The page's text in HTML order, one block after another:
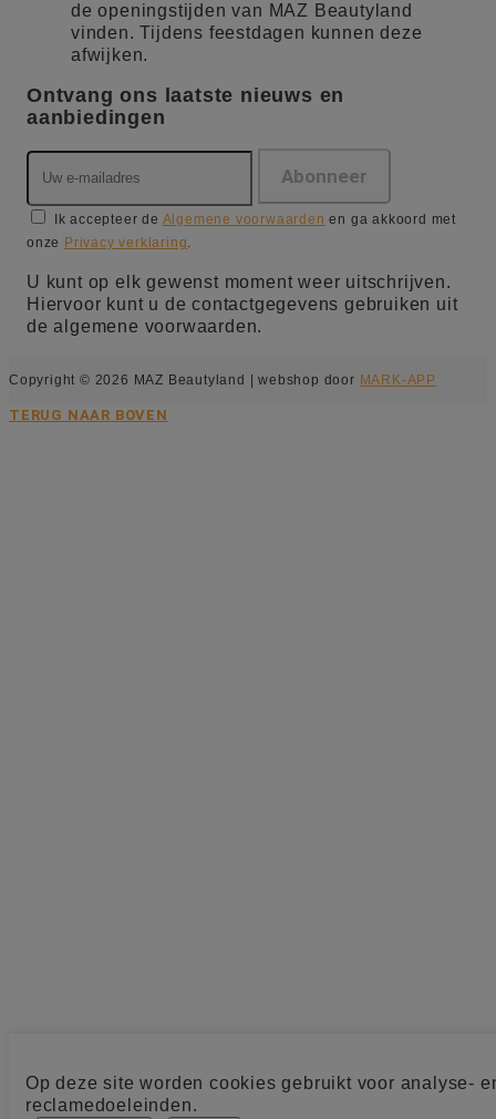
Op deze site worden cookies gebruikt voor analyse-
reclamedoeleinden.
de openingstijden van MAZ Beautyland
vinden. Tijdens feestdagen kunnen deze
afwijken.
Ontvang ons laatste nieuws en
aanbiedingen
Ik accepteer de Algemene voorwaarden en ga akkoord met
onze Privacy verklaring
U kunt op elk gewenst moment weer uitschrijven.
Hiervoor kunt u de contactgegevens gebruiken uit
de algemene voorwaarden.
Copyright © 2026 MAZ Beautyland | webshop door MARK-APP
TERUG NAAR BOVEN